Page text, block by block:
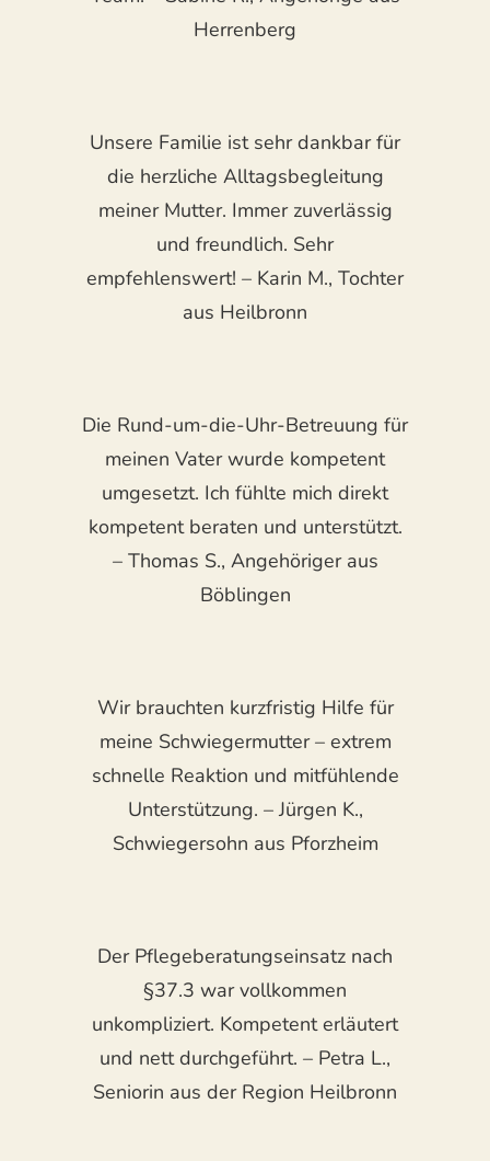
Herrenberg
Unsere Familie ist sehr dankbar für
die herzliche Alltagsbegleitung
meiner Mutter. Immer zuverlässig
und freundlich. Sehr
empfehlenswert! – Karin M., Tochter
aus Heilbronn
Die Rund-um-die-Uhr-Betreuung für
meinen Vater wurde kompetent
umgesetzt. Ich fühlte mich direkt
kompetent beraten und unterstützt.
– Thomas S., Angehöriger aus
Böblingen
Wir brauchten kurzfristig Hilfe für
meine Schwiegermutter – extrem
schnelle Reaktion und mitfühlende
Unterstützung. – Jürgen K.,
Schwiegersohn aus Pforzheim
Der Pflegeberatungseinsatz nach
§37.3 war vollkommen
unkompliziert. Kompetent erläutert
und nett durchgeführt. – Petra L.,
Seniorin aus der Region Heilbronn